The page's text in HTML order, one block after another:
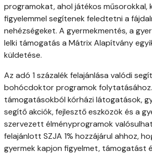
programokat, ahol játékos műsorokkal,
figyelemmel segítenek feledtetni a
nehézségeket. A gyermekmentés, a
lelki támogatás a Mátrix Alapítvány
küldetése.
Az adó 1 százalék felajánlása valódi
bohócdoktor programok
támogatásokból kórházi látogatások,
segítő akciók, fejlesztő eszközök és a
szervezett élményprogramok
felajánlott SZJA 1% hozzájárul ahhoz,
gyermek kapjon figyelmet, támogatást